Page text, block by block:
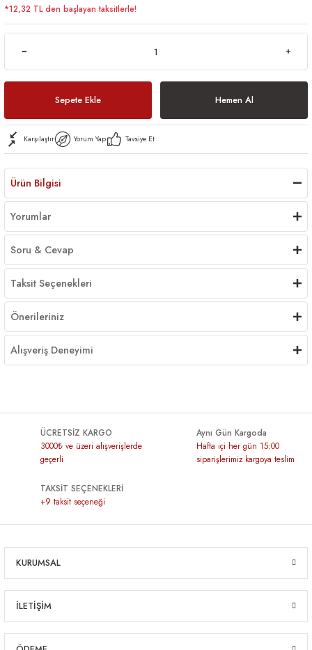
*12,32 TL den başlayan taksitlerle!
Sepete Ekle Hemen Al
Karşılaştır Yorum Yap Tavsiye Et
Ürün Bilgisi
Yorumlar
Soru & Cevap
Taksit Seçenekleri
Önerileriniz
Alışveriş Deneyimi
ÜCRETSİZ KARGO
3000₺ ve üzeri alışverişlerde
geçerli
Aynı Gün Kargoda
Hafta içi her gün 15:00
siparişlerimiz kargoya teslim
TAKSİT SEÇENEKLERİ
+9 taksit seçeneği
KURUMSAL
İLETİŞİM